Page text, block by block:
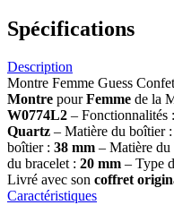
Spécifications
Description
Montre Femme Guess
Montre pourFemme de la
W0774L2 – Fonctionnalités :
Quartz – Matière du boîtier :
boîtier : 38 mm – Matière du
du bracelet : 20 mm – Type
Livré avec son coffret
Caractéristiques